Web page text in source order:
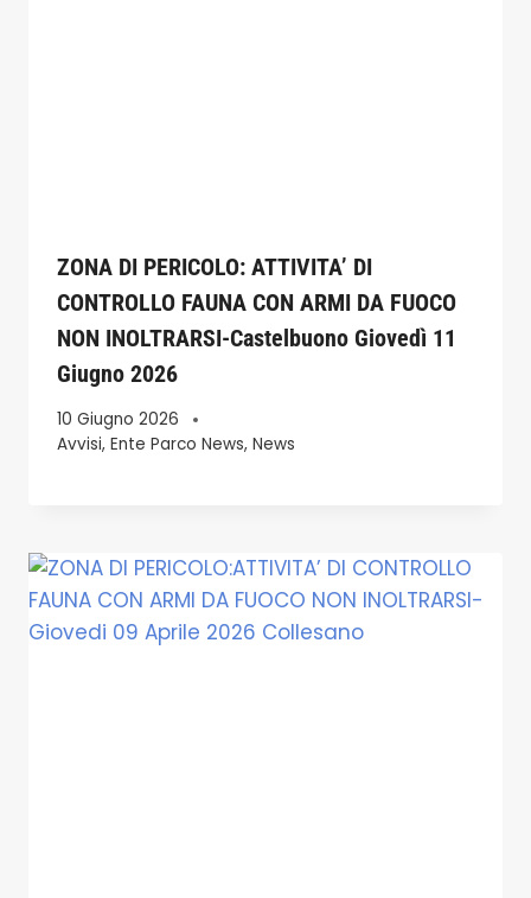
ZONA DI PERICOLO: ATTIVITA’ DI
CONTROLLO FAUNA CON ARMI DA FUOCO
NON INOLTRARSI-Castelbuono Giovedì 11
Giugno 2026
10 Giugno 2026
Avvisi, Ente Parco News, News